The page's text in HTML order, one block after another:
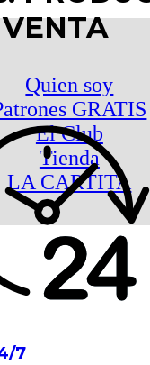
Quien soy
GRATIS
El Club
Tienda
LA CARTITA
7